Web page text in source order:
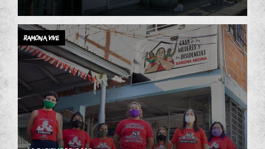
Ramona vive